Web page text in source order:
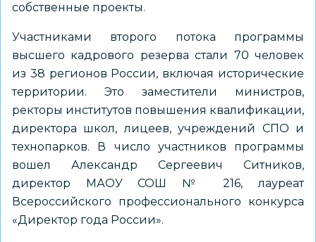
собственные проекты.
Участниками второго потока программы
высшего кадрового резерва стали 70 человек
из 38 регионов России, включая исторические
территории. Это заместители министров,
ректоры институтов повышения квалификации,
директора школ, лицеев, учреждений СПО и
технопарков. В число участников программы
вошел Александр Сергеевич Ситников,
директор МАОУ СОШ № 216, лауреат
Всероссийского профессионального конкурса
«Директор года России».